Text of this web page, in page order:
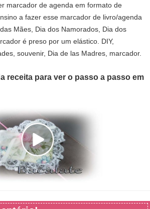
marcador de agenda em formato de
a fazer esse marcador de livro/agenda
Mães, Dia dos Namorados, Dia dos
é preso por um elástico. DIY,
souvenir, Dia de las Madres, marcador.
receita para ver o passo a passo em